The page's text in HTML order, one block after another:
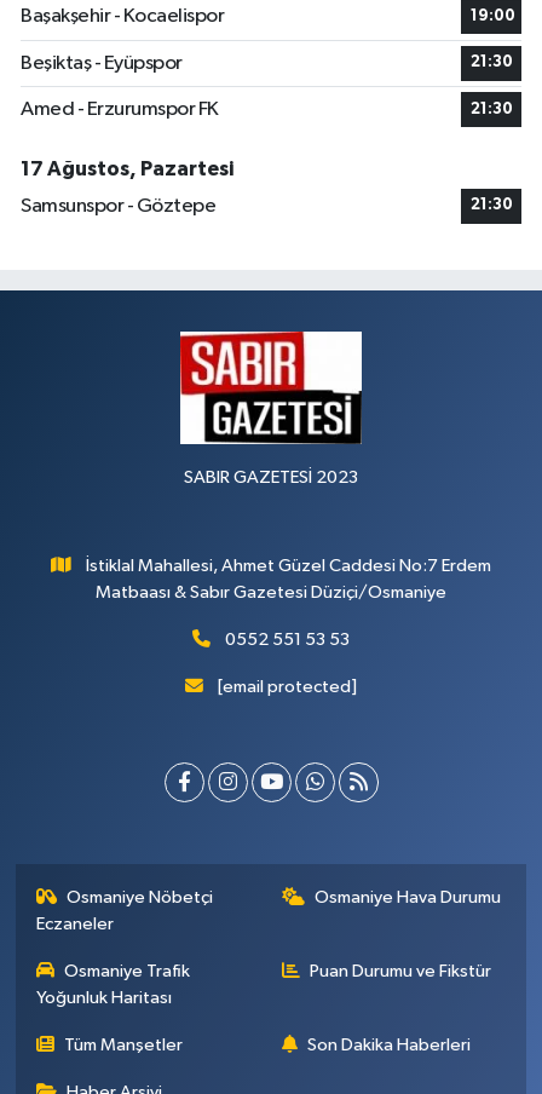
Başakşehir - Kocaelispor
19:00
Beşiktaş - Eyüpspor 21:30
Amed - Erzurumspor FK 21:30
17 Ağustos, Pazartesi
Samsunspor - Göztepe
21:30
SABIR GAZETESİ 2023
İstiklal Mahallesi, Ahmet Güzel Caddesi No:7 Erdem
Matbaası & Sabır Gazetesi Düziçi/Osmaniye
0552 551 53 53
[email protected]
Osmaniye Nöbetçi
Eczaneler
Osmaniye Hava Durumu
Osmaniye Trafik
Yoğunluk Haritası
Puan Durumu ve Fikstür
Tüm Manşetler Son Dakika Haberleri